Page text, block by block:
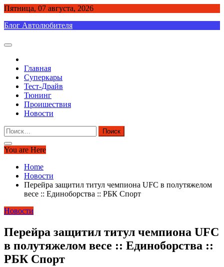
Skip
content
Пятница, 07 августа, 2026
Блог Автолюбителя
Главная
Суперкары
Тест-Драйв
Тюнинг
Проишествия
Новости
Найти:
You are Here
Home
Новости
Перейра защитил титул чемпиона UFC в полутяжелом
весе :: Единоборства :: РБК Спорт
Новости
Перейра защитил титул чемпиона UFC
в полутяжелом весе :: Единоборства ::
РБК Спорт